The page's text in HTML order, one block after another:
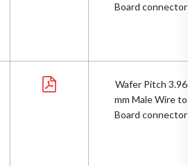
Board connector
Wafer Pitch 3.96
mm Male Wire to
Board connector